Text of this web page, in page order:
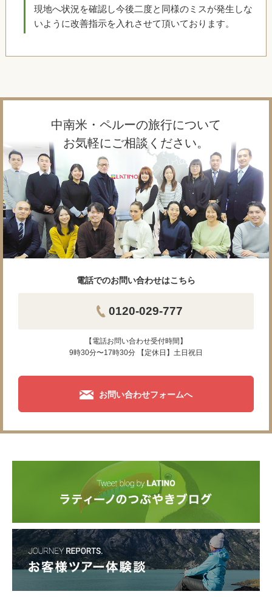
現地へ状況を確認し今後二度と同様のミスが発生しな
いように改善指示を入れさせて頂いております。
中南米・ペルーの旅行について
お気軽にご相談ください。
電話でのお問い合わせはこちら
0120-029-777
【電話お問い合わせ受付時間】
9時30分〜17時30分 【定休日】土日祝日
お問い合わせフォームへ